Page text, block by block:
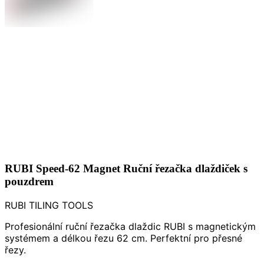
RUBI Speed-62 Magnet Ruční řezačka dlaždiček s
pouzdrem
RUBI TILING TOOLS
Profesionální ruční řezačka dlaždic RUBI s magnetickým
systémem a délkou řezu 62 cm. Perfektní pro přesné
řezy.